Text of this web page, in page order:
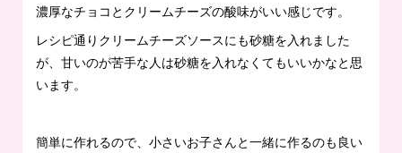
濃厚なチョコとクリームチーズの酸味がいい感じです。
レシピ通りクリームチーズソースにも砂糖を入れました
が、甘いのが苦手な人は砂糖を入れなくてもいいかなと思
います。
簡単に作れるので、小さいお子さんと一緒に作るのも良い